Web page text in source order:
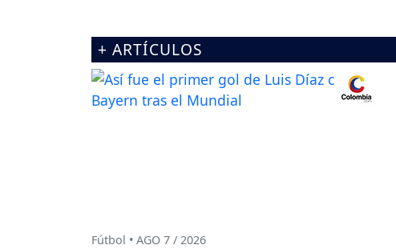
+ ARTÍCULOS
Fútbol • AGO 7 / 2026